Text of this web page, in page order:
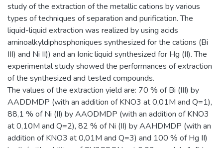
study of the extraction of the metallic cations by various
types of techniques of separation and purification. The
liquid-liquid extraction was realized by using acids
aminoalkyldiphosphoniques synthesized for the cations (Bi
III) and Ni II)) and an Ionic liquid synthesized for Hg (II). The
experimental study showed the performances of extraction
of the synthesized and tested compounds.
The values of the extraction yield are: 70 % of Bi (III) by
AADDMDP (with an addition of KNO3 at 0,01M and Q=1),
88,1 % of Ni (II) by AAODMDP (with an addition of KNO3
at 0,10M and Q=2), 82 % of Ni (II) by AAHDMDP (with an
addition of KNO3 at 0,01M and Q=3) and 100 % of Hg II)